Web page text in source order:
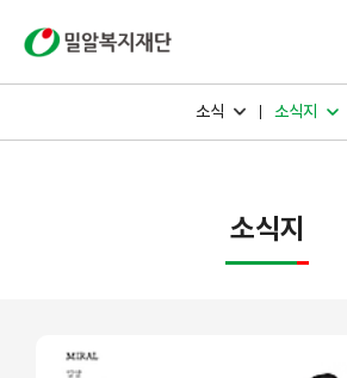
소식 소식지
소식지